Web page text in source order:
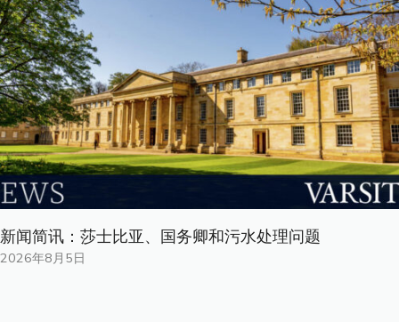
新闻简讯：莎士比亚、国务卿和污水处理问题
2026年8月5日